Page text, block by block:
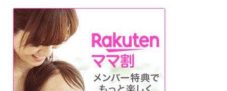
ビ
ゲ
ー
シ
ョ
ン